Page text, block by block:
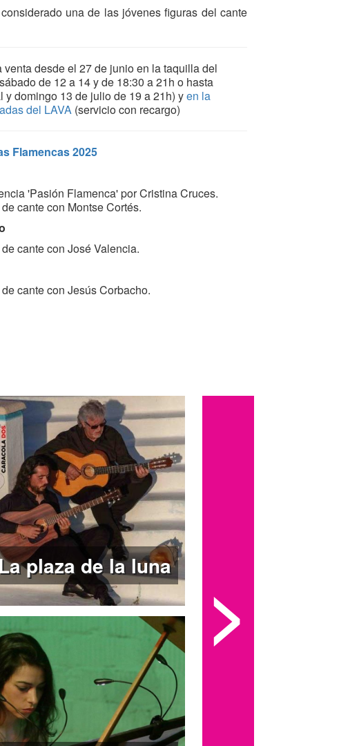
una de las jóvenes figuras del cante
venta desde el 27 de junio en la taquilla del
de 12 a 14 y de 18:30 a 21h o hasta
y domingo 13 de julio de 19 a 21h) yen la
del LAVA (servicio con recargo)
Flamencas 2025
'Pasión Flamenca' por Cristina Cruces.
cante con Montse Cortés.
cante con José Valencia.
cante con Jesús Corbacho.
con 'Capullo de Jeréz'
La plaza de la luna >